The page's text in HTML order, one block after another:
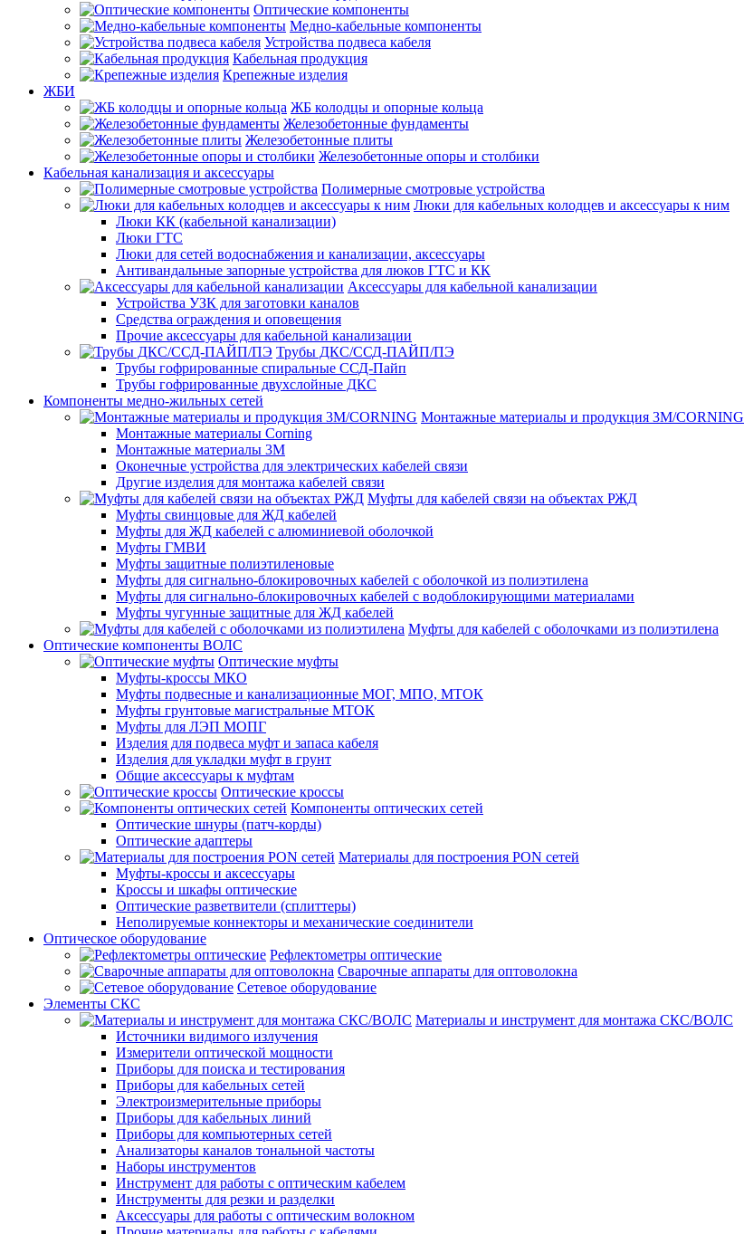
Оптические компоненты
Медно-кабельные компоненты
Устройства подвеса кабеля
Кабельная продукция
Крепежные изделия
ЖБИ
ЖБ колодцы и опорные кольца
Железобетонные фундаменты
Железобетонные плиты
Железобетонные опоры и столбики
Кабельная канализация и аксессуары
Полимерные смотровые устройства
Люки для кабельных колодцев и аксессуары к ним
Люки КК (кабельной канализации)
Люки ГТС
Люки для сетей водоснабжения и канализации, аксессуары
Антивандальные запорные устройства для люков ГТС и КК
Аксессуары для кабельной канализации
Устройства УЗК для заготовки каналов
Средства ограждения и оповещения
Прочие аксессуары для кабельной канализации
Трубы ДКС/ССД-ПАЙП/ПЭ
Трубы гофрированные спиральные ССД-Пайп
Трубы гофрированные двухслойные ДКС
Компоненты медно-жильных сетей
Монтажные материалы и продукция 3M/CORNING
Монтажные материалы Corning
Монтажные материалы 3M
Оконечные устройства для электрических кабелей связи
Другие изделия для монтажа кабелей связи
Муфты для кабелей связи на объектах РЖД
Муфты свинцовые для ЖД кабелей
Муфты для ЖД кабелей с алюминиевой оболочкой
Муфты ГМВИ
Муфты защитные полиэтиленовые
Муфты для сигнально-блокировочных кабелей с оболочкой из полиэтилена
Муфты для сигнально-блокировочных кабелей с водоблокирующими материалами
Муфты чугунные защитные для ЖД кабелей
Муфты для кабелей с оболочками из полиэтилена
Оптические компоненты ВОЛС
Оптические муфты
Муфты-кроссы МКО
Муфты подвесные и канализационные МОГ, МПО, МТОК
Муфты грунтовые магистральные МТОК
Муфты для ЛЭП МОПГ
Изделия для подвеса муфт и запаса кабеля
Изделия для укладки муфт в грунт
Общие аксессуары к муфтам
Оптические кроссы
Компоненты оптических сетей
Оптические шнуры (патч-корды)
Оптические адаптеры
Материалы для построения PON сетей
Муфты-кроссы и аксессуары
Кроссы и шкафы оптические
Оптические разветвители (сплиттеры)
Неполируемые коннекторы и механические соединители
Оптическое оборудование
Рефлектометры оптические
Сварочные аппараты для оптоволокна
Сетевое оборудование
Элементы СКС
Материалы и инструмент для монтажа СКС/ВОЛС
Источники видимого излучения
Измерители оптической мощности
Приборы для поиска и тестирования
Приборы для кабельных сетей
Электроизмерительные приборы
Приборы для кабельных линий
Приборы для компьютерных сетей
Анализаторы каналов тональной частоты
Наборы инструментов
Инструмент для работы с оптическим кабелем
Инструменты для резки и разделки
Аксессуары для работы с оптическим волокном